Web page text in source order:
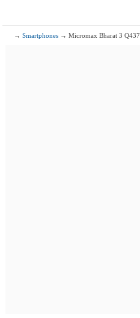
→Smartphones → Micromax Bharat 3 Q437